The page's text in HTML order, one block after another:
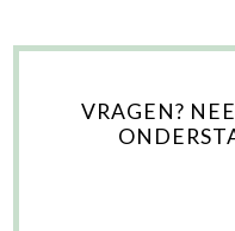
VRAGEN?